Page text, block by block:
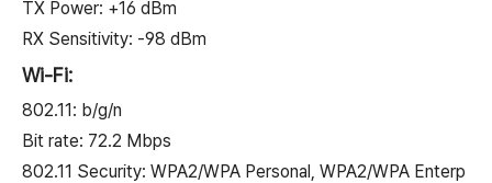
TX Power: +16 dBm
RX Sensitivity: -98 dBm
Wi-Fi:
802.11: b/g/n
Bit rate: 72.2 Mbps
802.11 Security: WPA2/WPA Personal, WPA2/WPA Enterp